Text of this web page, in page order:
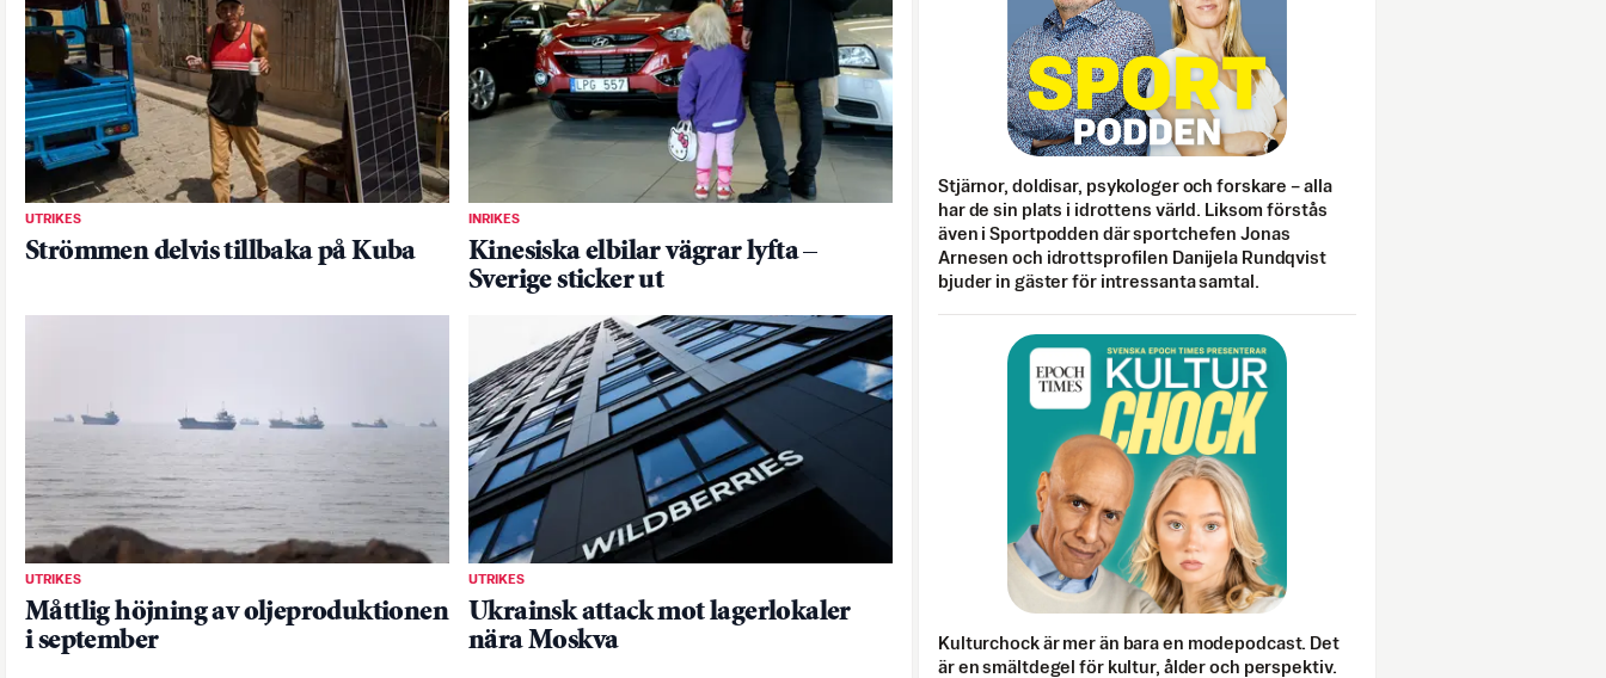
UTRIKES
Strömmen delvis tillbaka på Kuba
INRIKES
Kinesiska elbilar vägrar lyfta –
Sverige sticker ut
UTRIKES
Måttlig höjning av oljeproduktionen
i september
UTRIKES
Ukrainsk attack mot lagerlokaler
nära Moskva
Stjärnor, doldisar, psykologer och forskare – alla
har de sin plats i idrottens värld. Liksom förstås
även i Sportpodden där sportchefen Jonas
Arnesen och idrottsprofilen Danijela Rundqvist
bjuder in gäster för intressanta samtal.
Kulturchock är mer än bara en modepodcast. Det
är en smältdegel för kultur, ålder och perspektiv.